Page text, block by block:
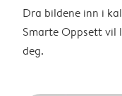
Dra bildene inn i
Smarte Oppsett vil
deg.